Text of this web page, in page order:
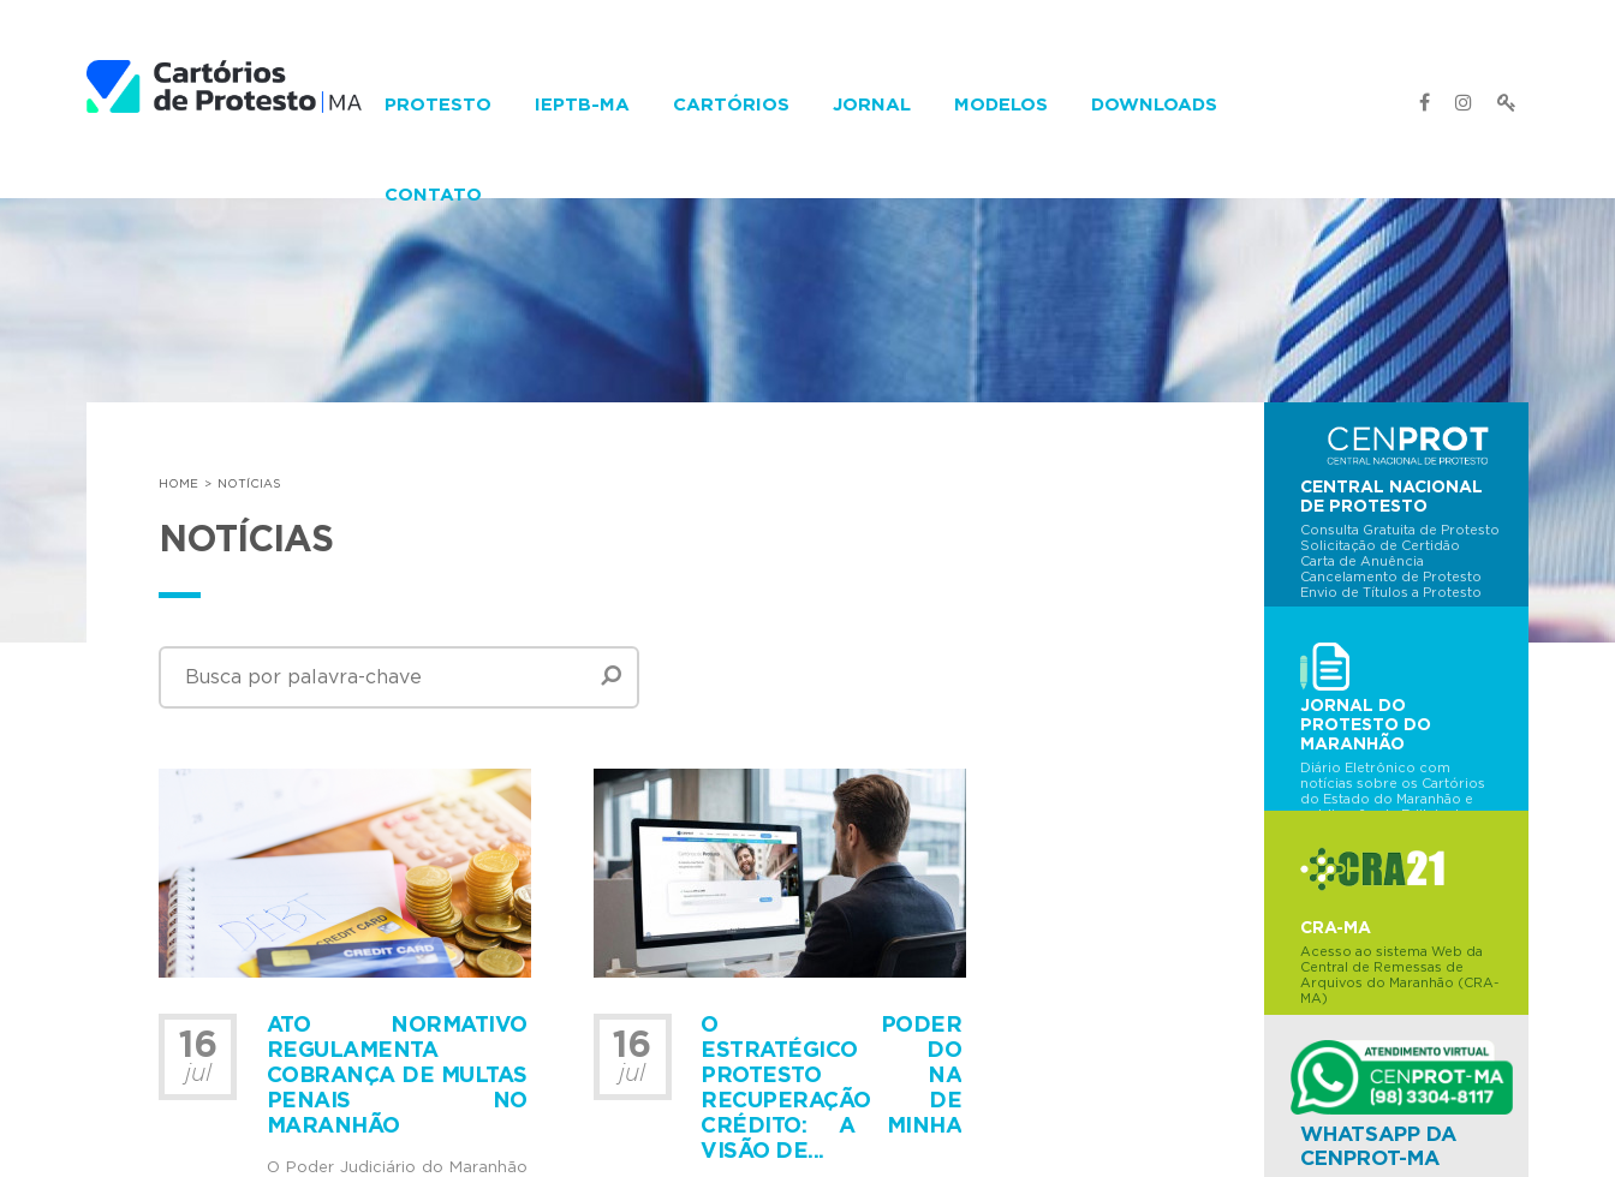
PROTESTO IEPTB-MA CARTÓRIOS JORNAL MODELOS DOWNLOADS
CONTATO
HOME NOTÍCIAS
NOTÍCIAS
16
jul
ATO NORMATIVO
REGULAMENTA
COBRANÇA DE MULTAS
PENAIS NO
MARANHÃO
O Poder Judiciário do Maranhão
16
jul
O PODER
ESTRATÉGICO DO
PROTESTO NA
RECUPERAÇÃO DE
CRÉDITO: A MINHA
VISÃO DE...
CENTRAL NACIONAL
DE PROTESTO
Consulta Gratuita de Protesto
Solicitação de Certidão
Carta de Anuência
Cancelamento de Protesto
Envio de Títulos a Protesto
JORNAL DO
PROTESTO DO
MARANHÃO
Diário Eletrônico com
notícias sobre os Cartórios
do Estado do Maranhão e
publicação de Editais de
CRA-MA
Acesso ao sistema Web da
Central de Remessas de
Arquivos do Maranhão (CRA-
MA)
WHATSAPP DA
CENPROT-MA